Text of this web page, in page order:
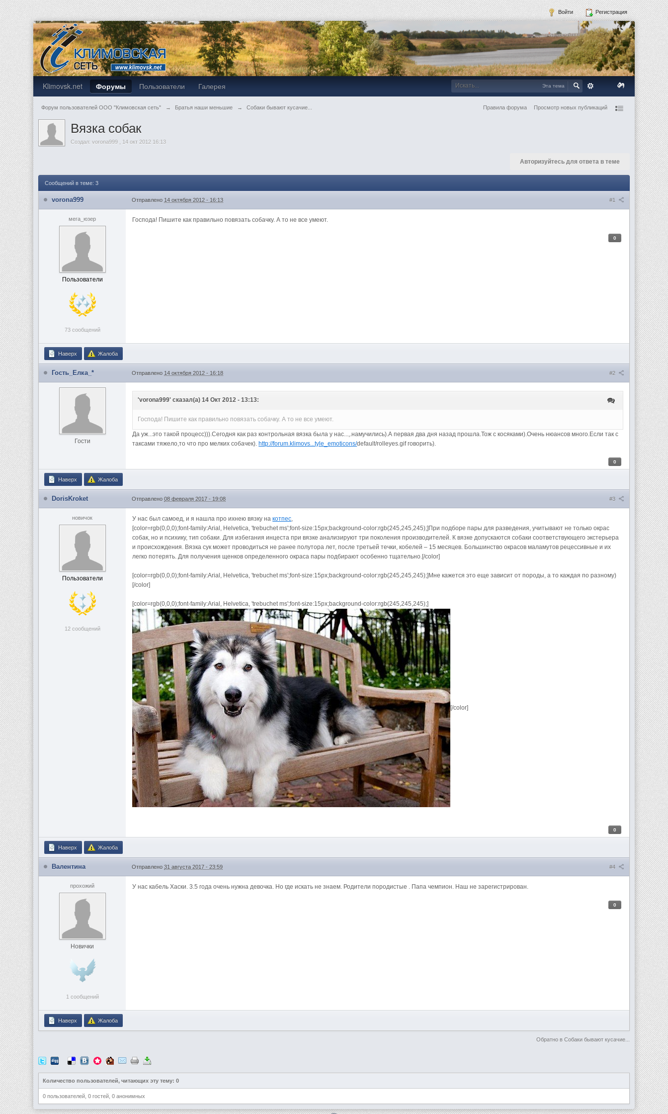
Войти Регистрация
Эта тема
Klimovsk.net Форумы Пользователи Галерея
Форум пользователей ООО "Климовская сеть" → Братья наши меньшие → Собаки бывают кусачие... Правила форума Просмотр новых публикаций
Вязка собак
Создал:vorona999 14 окт 2012 16:13
Авторизуйтесь для ответа в теме
Сообщений в теме: 3
#1
vorona999 Отправлено 14 октября 2012 - 16:13
мега_юзер
Пользователи
73 сообщений
Господа! Пишите как правильно повязать собачку. А то не все умеют.
0
Наверх Жалоба
#2
Гость_Елка_* Отправлено 14 октября 2012 - 16:18
Гости
'vorona999' сказал(а) 14 Окт 2012 - 13:13:
Господа! Пишите как правильно повязать собачку. А то не все умеют.
Да уж...это такой процесс))).Сегодня как раз контрольная вязка была у нас...,.намучились).А первая два дня назад прошла.Тож с косяками).Очень нюансов много.Если так с
таксами тяжело,то что про мелких собачек). http://forum.klimovs...tyle_emoticons/default/rolleyes.gif говорить).
0
Наверх Жалоба
#3
DorisKroket Отправлено08 февраля 2017 - 19:08
новичок
Пользователи
12 сообщений
У нас был самоед, и я нашла про ихнею вязку накотпес,
[color=rgb(0,0,0);font-family:Arial, Helvetica, 'trebuchet ms';font-size:15px;background-color:rgb(245,245,245);]При подборе пары для разведения, учитывают не только окрас
собак, но и психику, тип собаки. Для избегания инцеста при вязке анализируют три поколения производителей. К вязке допускаются собаки соответствующего экстерьера
и происхождения. Вязка сук может проводиться не ранее полутора лет, после третьей течки, кобелей – 15 месяцев. Большинство окрасов маламутов рецессивные и их
легко потерять. Для получения щенков определенного окраса пары подбирают особенно тщательно.[/color]
[color=rgb(0,0,0);font-family:Arial, Helvetica, 'trebuchet ms';font-size:15px;background-color:rgb(245,245,245);]Мне кажется это еще зависит от породы, а то каждая по разному)
[/color]
[color=rgb(0,0,0);font-family:Arial, Helvetica, 'trebuchet ms';font-size:15px;background-color:rgb(245,245,245);]
[/color]
0
Наверх Жалоба
#4
Валентина Отправлено31 августа 2017 - 23:59
прохожий
Новички
1 сообщений
У нас кабель Хаски. 3.5 года очень нужна девочка. Но где искать не знаем. Родители породистые . Папа чемпион. Наш не зарегистрирован.
0
Наверх Жалоба
Обратно в Собаки бывают кусачие...
Количество пользователей, читающих эту тему: 0
0 пользователей, 0 гостей, 0 анонимных